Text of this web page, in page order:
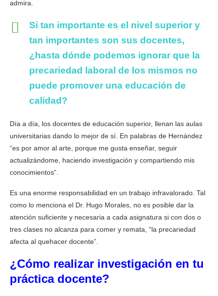
admira.
Si tan importante es el nivel superior y
tan importantes son sus docentes,
¿hasta dónde podemos ignorar que la
precariedad laboral de los mismos no
puede promover una educación de
calidad?
Día a día, los docentes de educación superior, llenan las aulas
universitarias dando lo mejor de sí. En palabras de Hernández
“es por amor al arte, porque me gusta enseñar, seguir
actualizándome, haciendo investigación y compartiendo mis
conocimientos”.
Es una enorme responsabilidad en un trabajo infravalorado. Tal
como lo menciona el Dr. Hugo Morales, no es posible dar la
atención suficiente y necesaria a cada asignatura si con dos o
tres clases no alcanza para comer y remata, “la precariedad
afecta al quehacer docente”.
¿Cómo realizar investigación en tu
práctica docente?